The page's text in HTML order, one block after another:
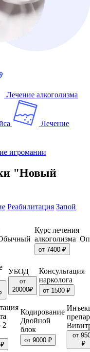
Лечение алкоголизма
Лечение
игромании
"Новый
Реабилитация Запой
Курс лечения
алкоголизма
от 7400 ₽
УБОД
от
20000₽
Консультация
нарколога
от 1500 ₽
2
Кодирование
Двойной
блок
от 9000 ₽
от
₽